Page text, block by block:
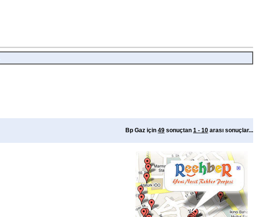
Bp Gaz için 49 sonuçtan 1 - 10 arası sonuçlar...